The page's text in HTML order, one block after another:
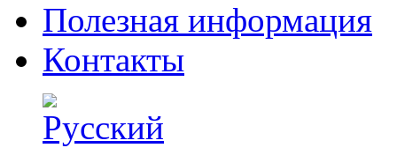
Полезная информация
Контакты